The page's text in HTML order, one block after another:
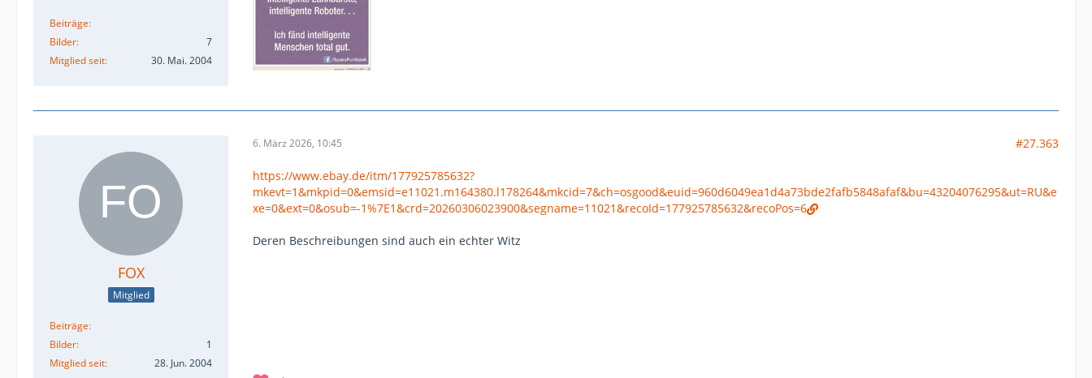
Beiträge
Bilder
7
Mitglied seit
30. Mai. 2004
FOX
Mitglied
Beiträge
Bilder
1
Mitglied seit
28. Jun. 2004
6. März 2026, 10:45 #27.363
https://www.ebay.de/itm/177925785632?
mkevt=1&mkpid=0&emsid=e11021.m164380.l178264&mkcid=7&ch=osgood&euid=960d6049ea1d4a73bde2fafb5848afaf&bu=43204076295&ut=RU&e
xe=0&ext=0&osub=-1%7E1&crd=20260306023900&segname=11021&recoId=177925785632&recoPos=6
Deren Beschreibungen sind auch ein echter Witz